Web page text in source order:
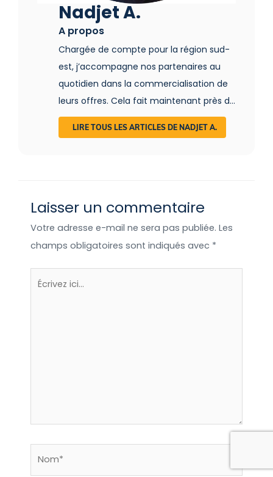
Nadjet A.
A propos
Chargée de compte pour la région sud-
est, j’accompagne nos partenaires au
quotidien dans la commercialisation de
leurs offres. Cela fait maintenant près de
15 ans que je baigne dans le monde du
tourisme et du voyage. C’est d’ailleurs
Québec, tente lodge en Afrique du Sud,
que j’ai plaisir à partager !
LIRE TOUS LES ARTICLES DE NADJET A.
Laisser un commentaire
Votre adresse e-mail ne sera pas publiée. Les
champs obligatoires sont indiqués avec *